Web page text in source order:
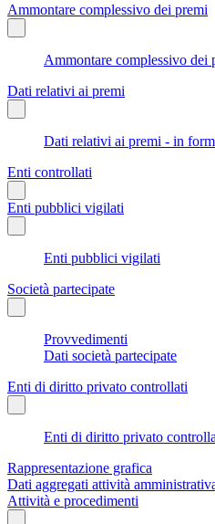
Ammontare complessivo dei premi
Ammontare complessivo dei
Dati relativi ai premi
Dati relativi ai premi - in
Enti controllati
Enti pubblici vigilati
Enti pubblici vigilati
Società partecipate
Provvedimenti
Dati società partecipate
Enti di diritto privato controllati
Enti di diritto privato
Rappresentazione grafica
Dati aggregati attività
Attività e procedimenti